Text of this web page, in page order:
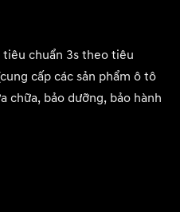
tiêu chuẩn 3s theo tiêu
cấp các sản phẩm ô tô
chữa, bảo dưỡng, bảo hành